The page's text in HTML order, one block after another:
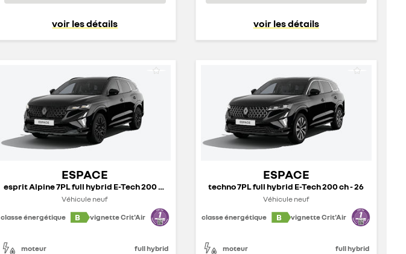
voir les détails voir les détails
ESPACE
esprit Alpine 7PL full hybrid E-Tech 200 ch - 26
Véhicule neuf
classe énergétique
B vignette Crit'Air
moteur full hybrid
ESPACE
techno 7PL full hybrid E-Tech 200 ch - 26
Véhicule neuf
classe énergétique
B vignette Crit'Air
moteur full hybrid